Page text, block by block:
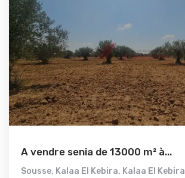
A vendre senia de 13000 m² à...
Sousse, Kalaa El Kebira, Kalaa El Kebira